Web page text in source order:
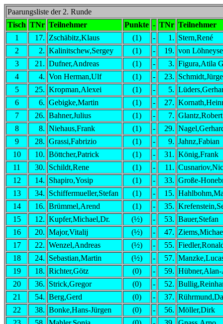
Paarungsliste der 2. Runde
Tisch TNr Teilnehmer Punkte - TNr Teilnehmer
1
17. Zschäbitz,Klaus (1) - 1. Stern,René
2
2. Kalinitschew,Sergey (1) - 19. von
3
21. Dufner,Andreas (1) - 3. Figura,Atila
4
4. Von Herman,Ulf (1) - 23.
5
25. Kropman,Alexei (1) - 5.
6
6. Gebigke,Martin (1) - 27.
7
26. Bahner,Julius (1) - 7. Glantz,Robert
8
8. Niehaus,Frank (1) - 29.
9
28. Grassi,Fabrizio (1) - 9. Jahnz,Fabian
10
10. Böttcher,Patrick (1) - 31. König,Frank
11
30. Schildt,Rene (1) - 11.
12
14. Shapiro,Yosip (1) - 33. Große-
13
34. Schiffermueller,Stefan (1) - 15.
14
16. Brümmel,Arend (1) - 35.
15
12. Kupfer,Michael,Dr. (½) - 53. Bauer,Stefan
16
20. Major,Vitalij (½) - 47.
17
22. Wenzel,Andreas (½) - 55.
18
24. Sebastian,Martin (½) - 57.
19
18. Richter,Götz (0) - 59.
20
36. Strick,Gregor (0) - 52.
21
54. Berg,Gerd (0) - 37.
22
38. Bonke,Hans-Jürgen (0) - 56. Möller,Dirk